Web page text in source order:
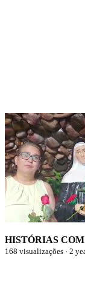
HISTÓRIAS
168 visualizações · 2